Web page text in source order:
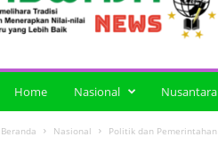
Home Nasional Nusantara
Beranda Nasional Politik dan Pemerintahan